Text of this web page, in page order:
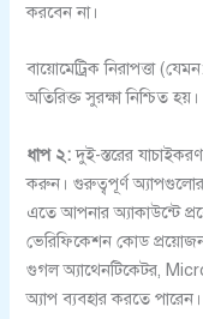
করবেন না।
বায়োমেট্রিক নিরাপত্তা
অতিরিক্ত সুরক্ষা নিশ্চিত হয়।
ধাপ ২:দুই-স্তরের
করুন। গুরুত্বপূর্ণ
এতে আপনার অ্যাকাউন্টে
ভেরিফিকেশন কোড
গুগল অ্যাথেনটিকেটর,
অ্যাপ ব্যবহার করতে পারেন।